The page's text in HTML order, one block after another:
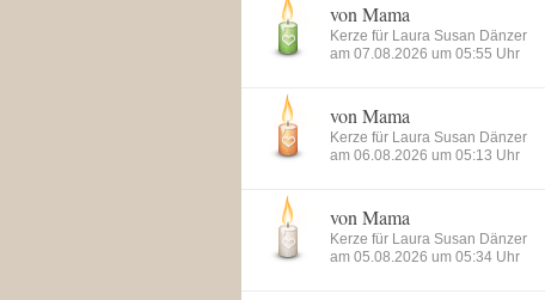
von Mama
Kerze für Laura Susan Dänzer
am 07.08.2026 um 05:55 Uhr
von Mama
Kerze für Laura Susan Dänzer
am 06.08.2026 um 05:13 Uhr
von Mama
Kerze für Laura Susan Dänzer
am 05.08.2026 um 05:34 Uhr